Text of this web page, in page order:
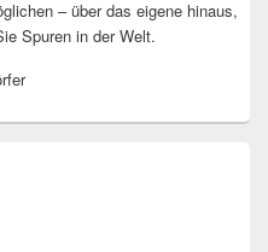
– über das eigene hinaus,
Spuren in der Welt.